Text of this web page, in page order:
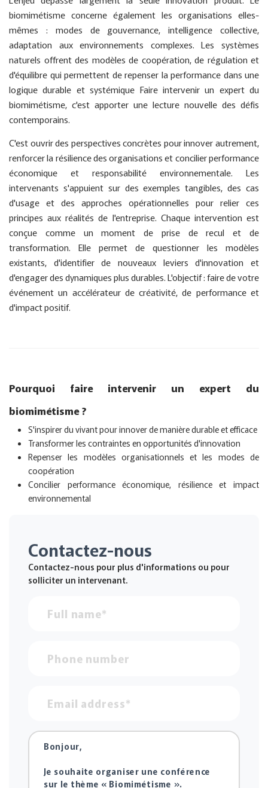
biomimétisme concerne également les organisations elles-
mêmes : modes de gouvernance, intelligence collective,
adaptation aux environnements complexes. Les systèmes
naturels offrent des modèles de coopération, de régulation et
d'équilibre qui permettent de repenser la performance dans une
logique durable et systémique Faire intervenir un expert du
biomimétisme, c'est apporter une lecture nouvelle des défis
contemporains.
C'est ouvrir des perspectives concrètes pour innover autrement,
renforcer la résilience des organisations et concilier performance
économique et responsabilité environnementale. Les
intervenants s'appuient sur des exemples tangibles, des cas
d'usage et des approches opérationnelles pour relier ces
principes aux réalités de l'entreprise. Chaque intervention est
conçue comme un moment de prise de recul et de
transformation. Elle permet de questionner les modèles
existants, d'identifier de nouveaux leviers d'innovation et
d'engager des dynamiques plus durables. L'objectif : faire de votre
événement un accélérateur de créativité, de performance et
d'impact positif.
Pourquoi faire intervenir un expert du
biomimétisme ?
S'inspirer du vivant pour innover de manière durable et efficace
Transformer les contraintes en opportunités d'innovation
Repenser les modèles organisationnels et les modes de
coopération
Concilier performance économique, résilience et impact
environnemental
Contactez-nous
Contactez-nous pour plus d'informations ou pour
solliciter un intervenant.